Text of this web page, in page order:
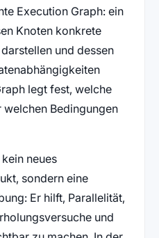
Execution Graph: ein
Knoten konkrete
und dessen
legt fest, welche
welchen Bedingungen
neues
sondern eine
Er hilft, Parallelität,
und